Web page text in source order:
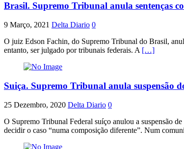
Brasil. Supremo Tribunal anula sentenças
9 Março, 2021 Delta Diario 0
O juiz Edson Fachin, do Supremo Tribunal do Brasil,
entanto, ser julgado por tribunais federais. A […]
Suiça. Supremo Tribunal anula suspensão
25 Dezembro, 2020 Delta Diario 0
O Supremo Tribunal Federal suíço anulou a suspensão
decidir o caso “numa composição diferente”. Num